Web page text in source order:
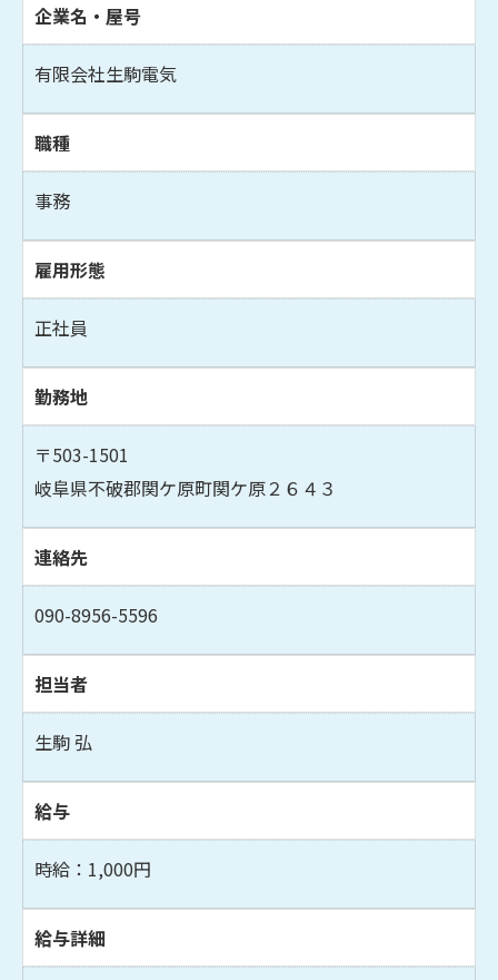
企業名・屋号
有限会社生駒電気
職種
事務
雇用形態
正社員
勤務地
〒503-1501
岐阜県不破郡関ケ原町関ケ原２６４３
連絡先
090-8956-5596
担当者
生駒 弘
給与
時給：1,000円
給与詳細